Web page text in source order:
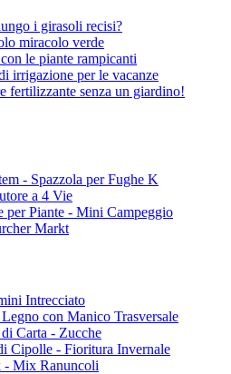
i girasoli recisi?
miracolo verde
le piante rampicanti
irrigazione per le vacanze
fertilizzante senza un giardino!
- Spazzola per Fughe K
a 4 Vie
per Piante - Mini Campeggio
Markt
Intrecciato
con Manico Trasversale
Carta - Zucche
Cipolle - Fioritura Invernale
- Mix Ranuncoli